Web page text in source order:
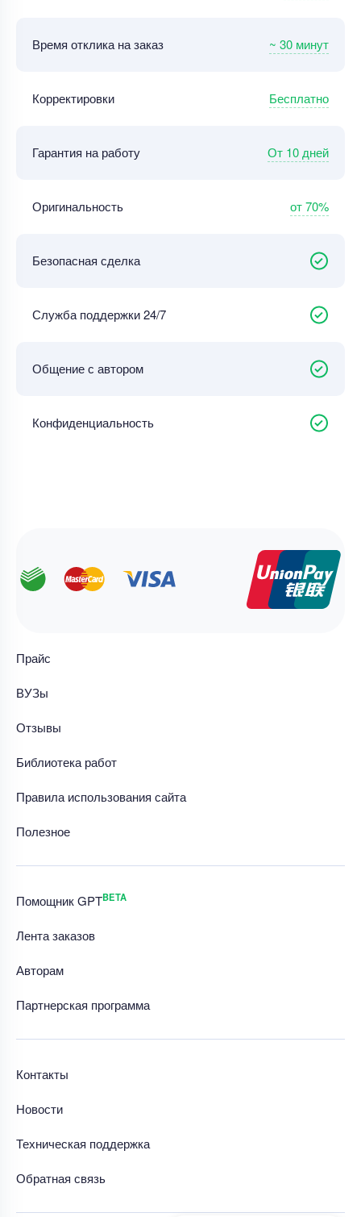
Время отклика на заказ ~ 30 минут
Корректировки Бесплатно
Гарантия на работу От 10 дней
Оригинальность от 70%
Безопасная сделка
Служба поддержки 24/7
Общение с автором
Конфиденциальность
Прайс
ВУЗы
Отзывы
Библиотека работ
Правила использования сайта
Полезное
Помощник GPTBETA
Лента заказов
Авторам
Партнерская программа
Контакты
Новости
Техническая поддержка
Обратная связь